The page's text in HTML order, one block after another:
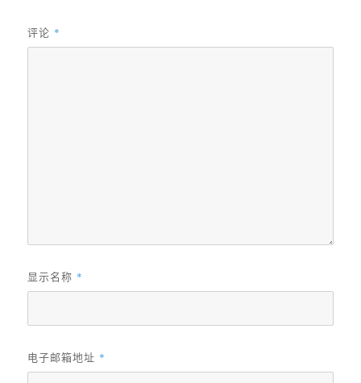
评论 *
显示名称 *
电子邮箱地址 *